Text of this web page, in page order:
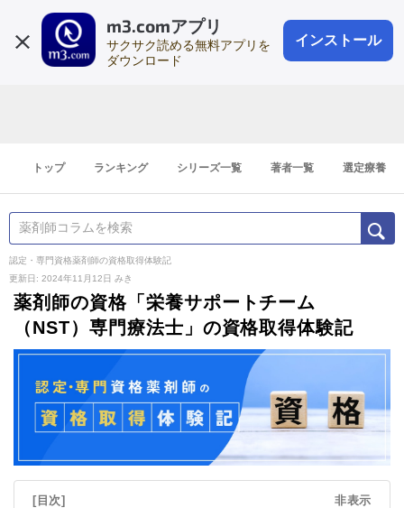
m3.comアプリ
サクサク読める無料アプリを
ダウンロード
インストール
会員登録
登録1分
トップ ランキング シリーズ一覧 著者一覧 選定療養
認定・専門資格薬剤師の資格取得体験記
更新日: 2024年11月12日 みき
薬剤師の資格「栄養サポートチーム
（NST）専門療法士」の資格取得体験記
[目次] 非表示